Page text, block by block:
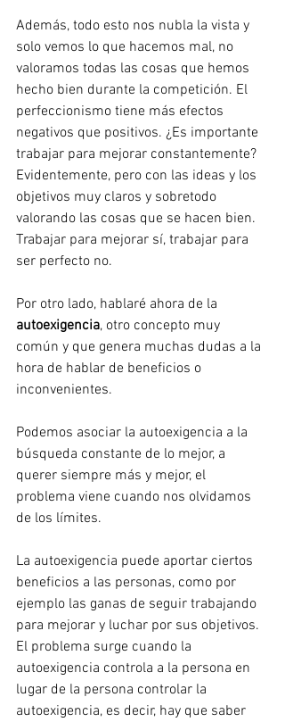
Además, todo esto nos nubla la vista y
solo vemos lo que hacemos mal, no
valoramos todas las cosas que hemos
hecho bien durante la competición. El
perfeccionismo tiene más efectos
negativos que positivos. ¿Es importante
trabajar para mejorar constantemente?
Evidentemente, pero con las ideas y los
objetivos muy claros y sobretodo
valorando las cosas que se hacen bien.
Trabajar para mejorar sí, trabajar para
ser perfecto no.
Por otro lado, hablaré ahora de la
autoexigencia, otro concepto muy
común y que genera muchas dudas a la
hora de hablar de beneficios o
inconvenientes.
Podemos asociar la autoexigencia a la
búsqueda constante de lo mejor, a
querer siempre más y mejor, el
problema viene cuando nos olvidamos
de los límites.
La autoexigencia puede aportar ciertos
beneficios a las personas, como por
ejemplo las ganas de seguir trabajando
para mejorar y luchar por sus objetivos.
El problema surge cuando la
autoexigencia controla a la persona en
lugar de la persona controlar la
autoexigencia, es decir, hay que saber